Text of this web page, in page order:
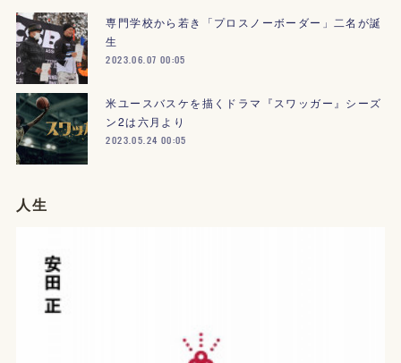
専門学校から若き「プロスノーボーダー」二名が誕
生
2023.06.07 00:05
米ユースバスケを描くドラマ『スワッガー』シーズ
ン2は六月より
2023.05.24 00:05
人生